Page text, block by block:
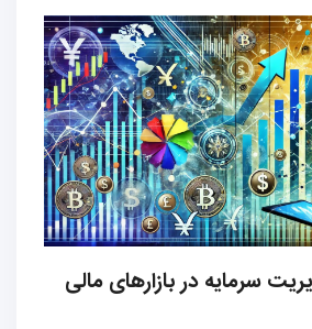
سرمایه در بازارهای مالی